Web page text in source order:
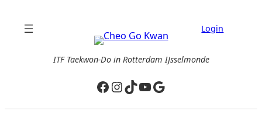
Login
ITF Taekwon-Do in Rotterdam IJsselmonde
Facebook
Instagram
TikTok
YouTube
Google